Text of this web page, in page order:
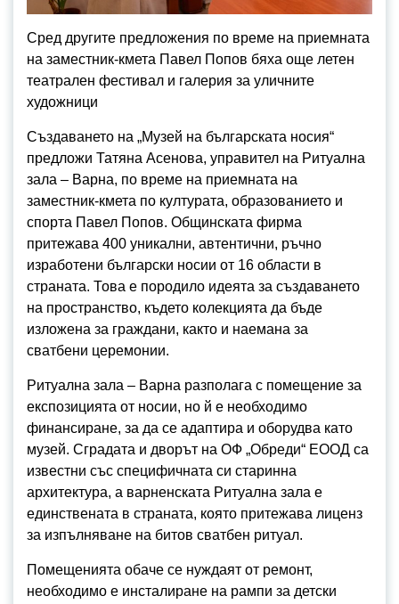
Сред другите предложения по време на приемната
на заместник-кмета Павел Попов бяха още летен
театрален фестивал и галерия за уличните
художници
Създаването на „Музей на българската носия“
предложи Татяна Асенова, управител на Ритуална
зала – Варна, по време на приемната на
заместник-кмета по културата, образованието и
спорта Павел Попов. Общинската фирма
притежава 400 уникални, автентични, ръчно
изработени български носии от 16 области в
страната. Това е породило идеята за създаването
на пространство, където колекцията да бъде
изложена за граждани, както и наемана за
сватбени церемонии.
Ритуална зала – Варна разполага с помещение за
експозицията от носии, но й е необходимо
финансиране, за да се адаптира и оборудва като
музей. Сградата и дворът на ОФ „Обреди“ ЕООД са
известни със специфичната си старинна
архитектура, а варненската Ритуална зала е
единствената в страната, която притежава лиценз
за изпълняване на битов сватбен ритуал.
Помещенията обаче се нуждаят от ремонт,
необходимо е инсталиране на рампи за детски